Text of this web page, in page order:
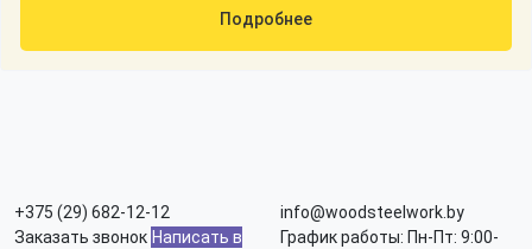
Подробнее
+375 (29) 682-12-12
Заказать звонок Написать в
info@woodsteelwork.by
График работы: Пн-Пт: 9:00-